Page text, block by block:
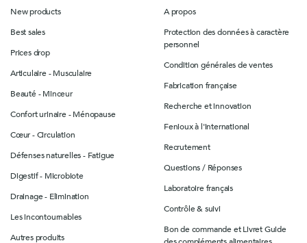
New products
Best sales
Prices drop
Articulaire - Musculaire
Beauté - Minceur
Confort urinaire - Ménopause
Cœur - Circulation
Défenses naturelles - Fatigue
Digestif - Microbiote
Drainage - Elimination
Les incontournables
Autres produits
A propos
Protection des données à caractère
personnel
Condition générales de ventes
Fabrication française
Recherche et innovation
Fenioux à l'international
Recrutement
Questions / Réponses
Laboratoire français
Contrôle & suivi
Bon de commande et Livret Guide